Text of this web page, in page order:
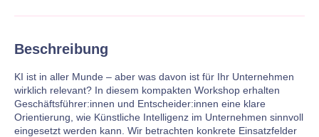
Beschreibung
KI ist in aller Munde – aber was davon ist für Ihr Unternehmen
wirklich relevant? In diesem kompakten Workshop erhalten
Geschäftsführer:innen und Entscheider:innen eine klare
Orientierung, wie Künstliche Intelligenz im Unternehmen sinnvoll
eingesetzt werden kann. Wir betrachten konkrete Einsatzfelder